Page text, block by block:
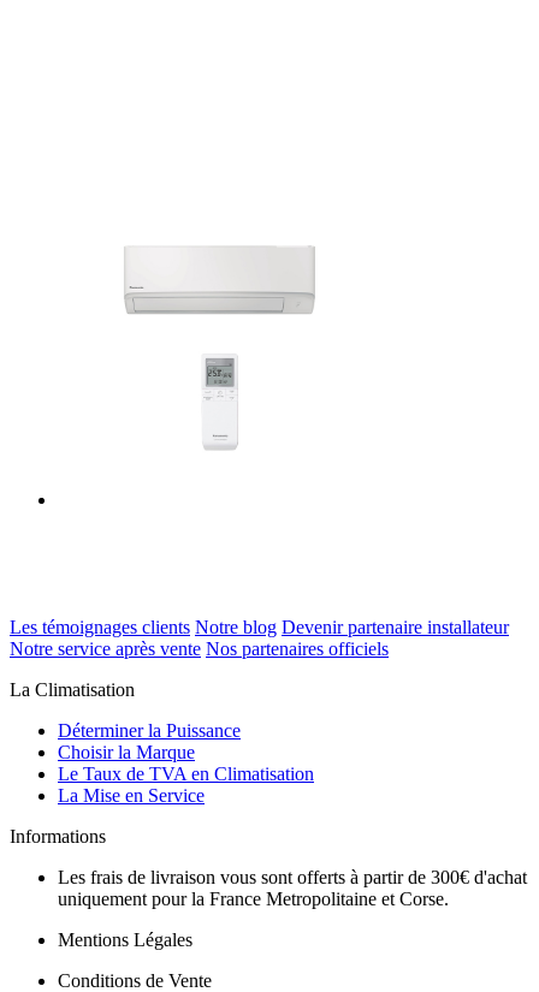
Les témoignages clients Notre blog Devenir partenaire installateur
Notre service après vente Nos partenaires officiels
La Climatisation
Déterminer la Puissance
Choisir la Marque
Le Taux de TVA en Climatisation
La Mise en Service
Informations
Les frais de livraison vous sont offerts à partir de 300€ d'achat
uniquement pour la France Metropolitaine et Corse.
Mentions Légales
Conditions de Vente